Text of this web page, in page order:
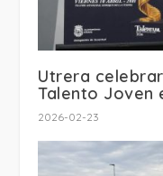
Utrera
Talento Joven
2026-02-23